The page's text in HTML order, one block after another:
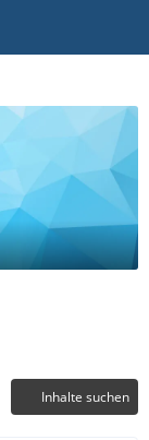
Inhalte suchen